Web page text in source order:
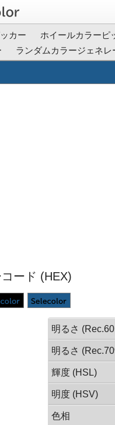
カー ホイールカラーピ
ランダムカラージェネレ
ード (HEX)
明るさ
明るさ
輝度 (HSL)
明度 (HSV)
色相